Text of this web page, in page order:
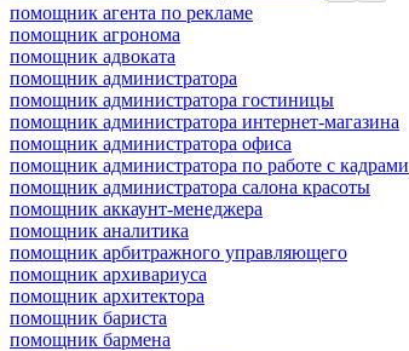
помощник агента по рекламе
помощник агронома
помощник адвоката
помощник администратора
помощник администратора гостиницы
помощник администратора интернет-магазина
помощник администратора офиса
помощник администратора по работе с кадрами
помощник администратора салона красоты
помощник аккаунт-менеджера
помощник аналитика
помощник арбитражного управляющего
помощник архивариуса
помощник архитектора
помощник бариста
помощник бармена